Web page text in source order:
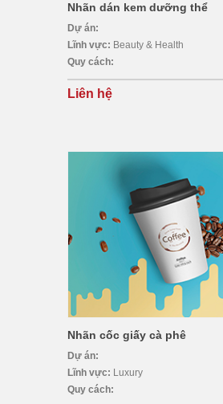
Nhãn dán kem dưỡng thể
Dự án:
Lĩnh vực: Beauty & Health
Quy cách:
Liên hệ
Nhãn cốc giấy cà phê
Dự án:
Lĩnh vực: Luxury
Quy cách: